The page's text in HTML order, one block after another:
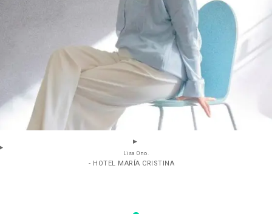
Lisa Ono.
- HOTEL MARÍA CRISTINA